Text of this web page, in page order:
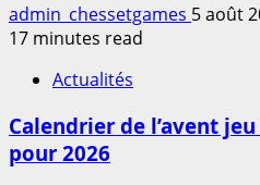
admin_chessetgames 5 août
17 minutes read
Actualités
Calendrier de l’avent
pour 2026